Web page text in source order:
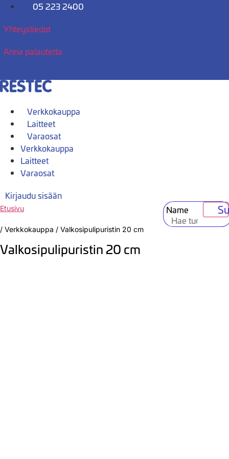
Mene
05 223 2400
Yhteystiedot
Anna palautetta
Verkkokauppa
Laitteet
Varaosat
Verkkokauppa
Laitteet
Varaosat
Kirjaudu sisään
Name
Etusivu
/ Verkkokauppa / Valkosipulipuristin 20 cm
Valkosipulipuristin 20 cm